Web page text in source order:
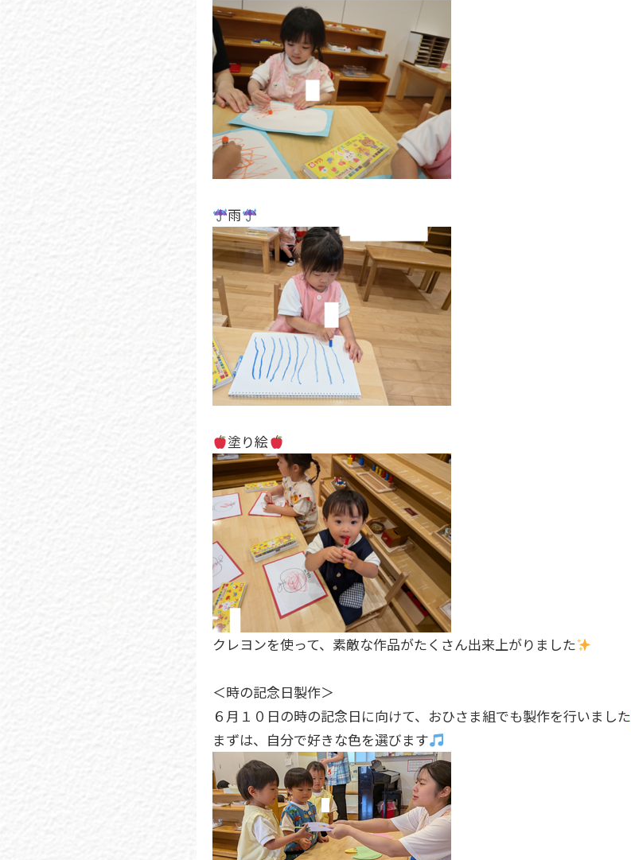
雨
塗り絵
クレヨンを使って、素敵な作品がたくさん出来上がりました
＜時の記念日製作＞
６月１０日の時の記念日に向けて、おひさま組でも製作を行いました
まずは、自分で好きな色を選びます